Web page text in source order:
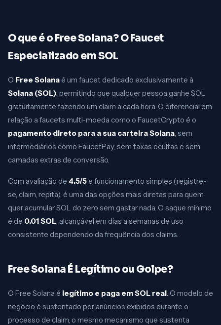
O que é o Free Solana? O Faucet
Especializado em SOL
O Free Solana é um faucet dedicado exclusivamente à
Solana (SOL), permitindo que qualquer pessoa ganhe SOL
gratuitamente fazendo um claim a cada hora. O diferencial em
relação a faucets multi-moeda como o FaucetCrypto é o
pagamento direto para a sua carteira Solana, sem
intermediários como FaucetPay, sem taxas ocultas e sem
camadas extras de conversão.
Com avaliação de 4.5/5 e funcionamento simples (registre-
se, claim, repita), é uma das opções mais diretas para quem
quer acumular SOL do zero sem gastar nada. O saque mínimo
é de 0.01 SOL, alcançável em dias a semanas de uso
consistente dependendo da frequência dos claims.
Free Solana É Legítimo ou Golpe?
O Free Solana é legítimo e paga em SOL real. O modelo de
negócio é sustentado por anúncios exibidos durante o
processo de claim, o mesmo mecanismo que sustenta